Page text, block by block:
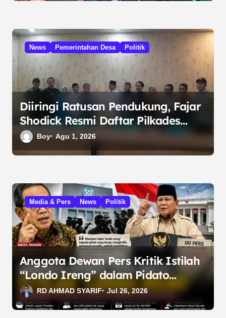
News Pemerintahan Desa Politik
Diiringi Ratusan Pendukung, Fajar
Shodick Resmi Daftar Pilkades
Sumber Jaya 2026
Boy Agu 1, 2026
Media & Pers News Politik
Anggota Dewan Pers Kritik Istilah
“Londo Ireng” dalam Pidato
Presiden Prabowo
RD AHMAD SYARIF Jul 26, 2026